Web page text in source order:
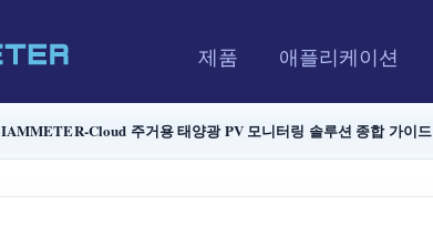
제품 애플리케이션
IAMMETER-Cloud 주거용 태양광 PV 모니터링 솔루션 종합 가이드